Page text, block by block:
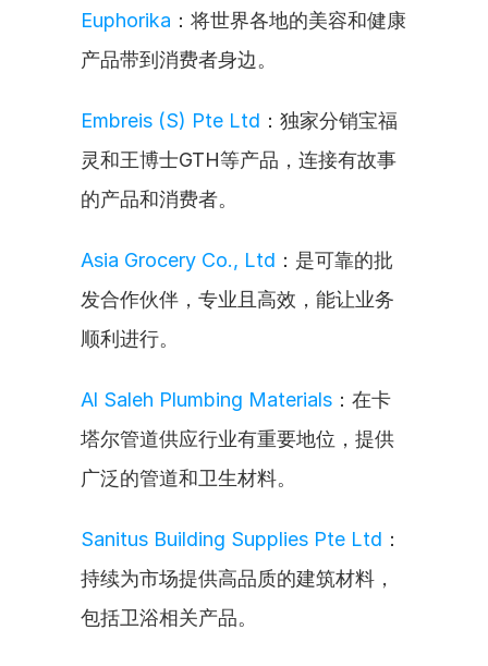
Euphorika ：将世界各地的美容和健康
产品带到消费者身边。
Embreis (S) Pte Ltd ：独家分销宝福
灵和王博士GTH等产品，连接有故事
的产品和消费者。
Asia Grocery Co., Ltd ：是可靠的批
发合作伙伴，专业且高效，能让业务
顺利进行。
Al Saleh Plumbing Materials ：在卡
塔尔管道供应行业有重要地位，提供
广泛的管道和卫生材料。
Sanitus Building Supplies Pte Ltd ：
持续为市场提供高品质的建筑材料，
包括卫浴相关产品。